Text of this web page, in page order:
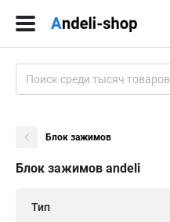
Блок зажимов
Блок зажимов andeli
Тип